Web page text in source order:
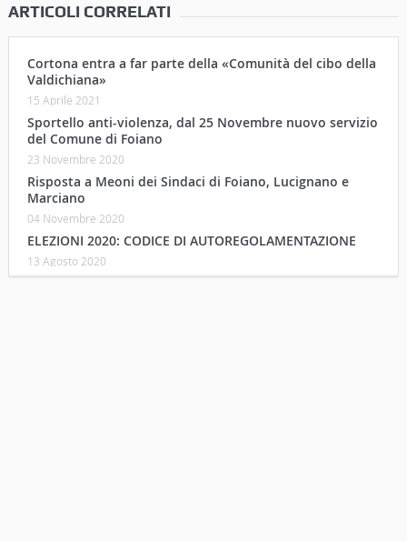
ARTICOLI CORRELATI
Cortona entra a far parte della «Comunità del cibo della
Valdichiana»
15 Aprile 2021
Sportello anti-violenza, dal 25 Novembre nuovo servizio
del Comune di Foiano
23 Novembre 2020
Risposta a Meoni dei Sindaci di Foiano, Lucignano e
Marciano
04 Novembre 2020
ELEZIONI 2020: CODICE DI AUTOREGOLAMENTAZIONE
13 Agosto 2020